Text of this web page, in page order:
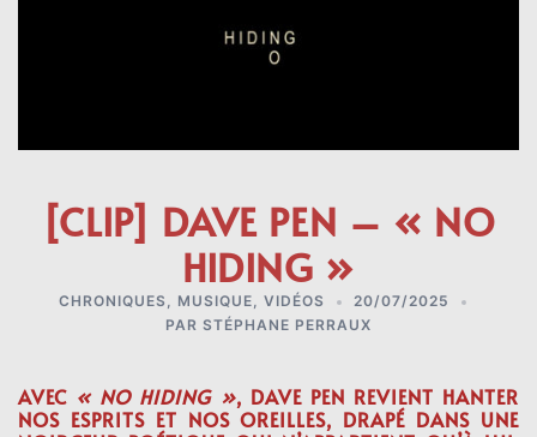
[CLIP] DAVE PEN – « NO
HIDING »
CHRONIQUES , MUSIQUE, VIDÉOS
20/07/2025
PAR STÉPHANE PERRAUX
AVEC « NO HIDING », DAVE PEN REVIENT HANTER
NOS ESPRITS ET NOS OREILLES, DRAPÉ DANS UNE